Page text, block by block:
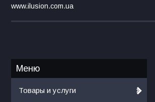
www.ilusion.com.ua
Товары и услуги